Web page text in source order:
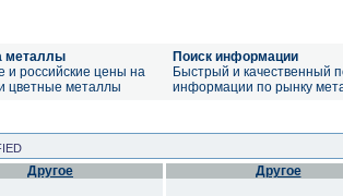
металлы
и российские цены на
цветные металлы
Поиск информации
Быстрый и качественный
информации по рынку
Другое Другое